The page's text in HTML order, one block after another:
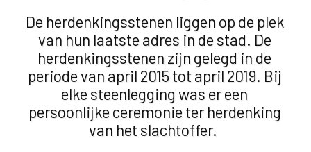
De herdenkingsstenen liggen op de plek
van hun laatste adres in de stad. De
herdenkingsstenen zijn gelegd in de
periode van april 2015 tot april 2019. Bij
elke steenlegging was er een
persoonlijke ceremonie ter herdenking
van het slachtoffer.